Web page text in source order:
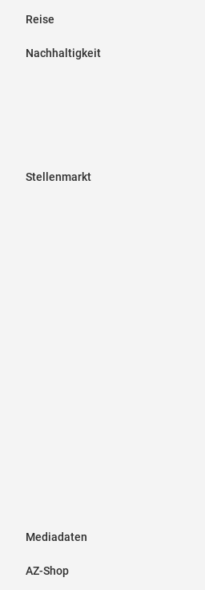
Reise
Nachhaltigkeit
Stellenmarkt
Mediadaten
AZ-Shop